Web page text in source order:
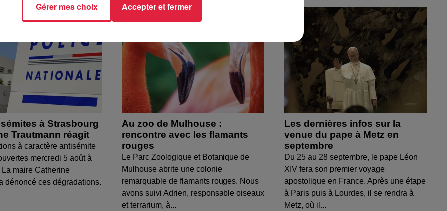
à Strasbourg
Trautmann réagit
à caractère antisémite
mercredi 5 août à
La maire Catherine
dénoncé ces dégradations.
Au zoo de Mulhouse :
rencontre avec les flamants
rouges
Le Parc Zoologique et Botanique de
Mulhouse abrite une colonie
remarquable de flamants rouges. Nous
avons suivi Adrien, responsable oiseaux
et terrarium, à...
Les dernières infos sur la
venue du pape à Metz en
septembre
Du 25 au 28 septembre, le pape Léon
XIV fera son premier voyage
apostolique en France. Après une étape
à Paris puis à Lourdes, il se rendra à
Metz, où il...
Gérer mes choix Accepter et fermer